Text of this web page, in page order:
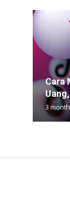
Cara
3